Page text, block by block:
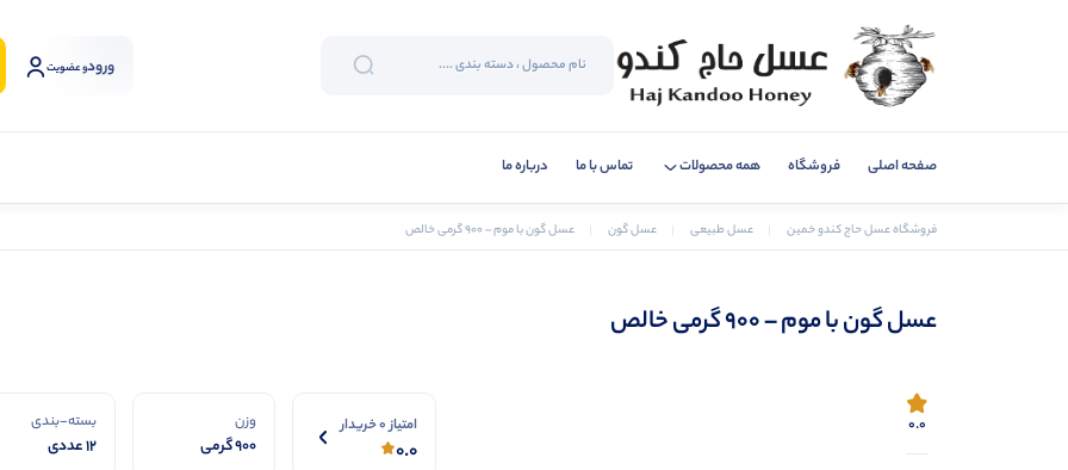
ورودو عضویت
صفحه اصلی فروشگاه همه محصولات تماس با ما درباره ما
فروشگاه عسل حاج کندو خمین عسل طبیعی عسل گون عسل گون با موم – ۹۰۰ گرمی خالص
عسل گون با موم – ۹۰۰ گرمی خالص
0.0 امتیاز 0 خریدار
0.0
وزن
۹۰۰ گرمی
بسته-بندی
۱۲ عددی